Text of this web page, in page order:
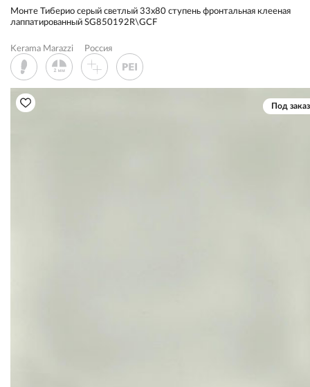
Монте Тиберио серый светлый 33x80 ступень фронтальная клееная
лаппатированный SG850192R\GCF
Kerama Marazzi Россия
Под заказ